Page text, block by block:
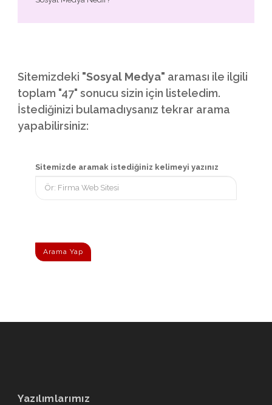
Sitemizdeki "Sosyal Medya" araması ile ilgili
toplam "47" sonucu sizin için listeledim.
İstediğinizi bulamadıysanız tekrar arama
yapabilirsiniz:
Sitemizde aramak istediğiniz kelimeyi yazınız
Arama Yap
Yazılımlarımız